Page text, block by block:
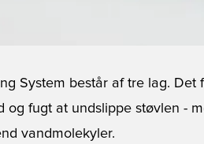
System består af tre lag.
og fugt at undslippe støvlen -
vandmolekyler.